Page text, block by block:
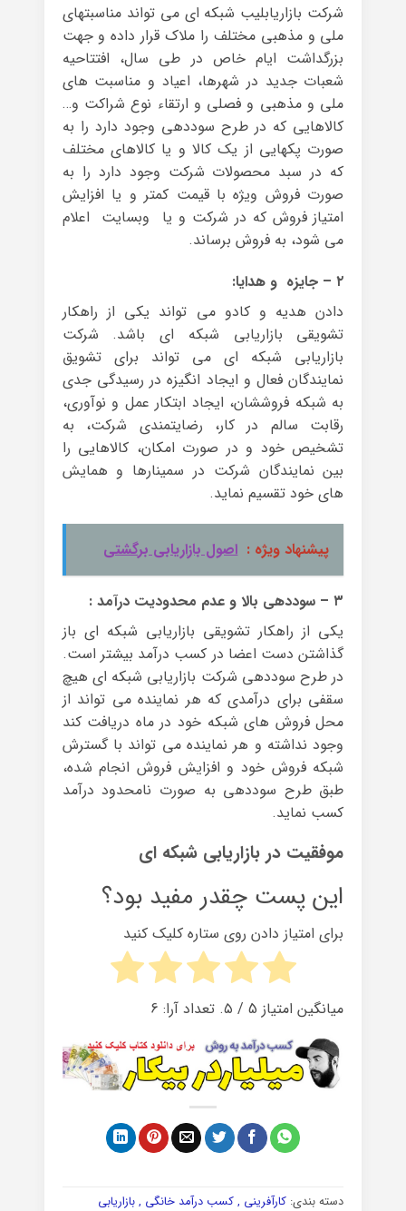
شرکت بازاریابلیب شبکه ای می تواند مناسبتهای
ملی و مذهبی مختلف را ملاک قرار داده و جهت
بزرگداشت ایام خاص در طی سال، افتتاحیه
شعبات جدید در شهرها، اعیاد و مناسبت های
ملی و مذهبی و فصلی و ارتقاء نوع شراکت و…
کالاهایی که در طرح سوددهی وجود دارد را به
صورت پکهایی از یک کالا و یا کالاهای مختلف
که در سبد محصولات شرکت وجود دارد را به
صورت فروش ویژه با قیمت کمتر و یا افزایش
امتیاز فروش که در شرکت و یا وبسایت اعلام
می شود، به فروش برساند.
۲ – جایزه و هدایا:
دادن هدیه و کادو می تواند یکی از راهکار
تشویقی بازاریابی شبکه ای باشد. شرکت
بازاریابی شبکه ای می تواند برای تشویق
نمایندگان فعال و ایجاد انگیزه در رسیدگی جدی
به شبکه فروششان، ایجاد ابتکار عمل و نوآوری،
رقابت سالم در کار، رضایتمندی شرکت، به
تشخیص خود و در صورت امکان، کالاهایی را
بین نمایندگان شرکت در سمینارها و همایش
های خود تقسیم نماید.
پیشنهاد ویژه : اصول بازاریابی برگشتی
۳ – سوددهی بالا و عدم محدودیت درآمد :
یکی از راهکار تشویقی بازاریابی شبکه ای باز
گذاشتن دست اعضا در کسب درآمد بیشتر است.
در طرح سوددهی شرکت بازاریابی شبکه ای هیچ
سقفی برای درآمدی که هر نماینده می تواند از
محل فروش های شبکه خود در ماه دریافت کند
وجود نداشته و هر نماینده می تواند با گسترش
شبکه فروش خود و افزایش فروش انجام شده،
طبق طرح سوددهی به صورت نامحدود درآمد
کسب نماید.
موفقیت در بازاریابی شبکه ای
این پست چقدر مفید بود؟
برای امتیاز دادن روی ستاره کلیک کنید
میانگین امتیاز 5/ ۵. تعداد آرا: 6
دسته بندی: کارآفرینی , کسب درآمد خانگی , بازاریابی